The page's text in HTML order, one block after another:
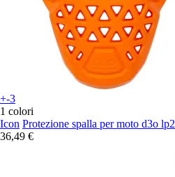
+-3
1 colori
Icon Protezione spalla per moto d3o lp2
36,49 €